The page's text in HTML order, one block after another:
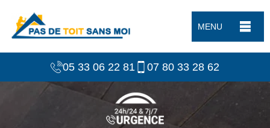
MENU
05 33 06 22 81 07 80 33 28 62